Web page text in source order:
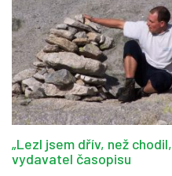
„Lezl jsem dřív, než
vydavatel časopisu